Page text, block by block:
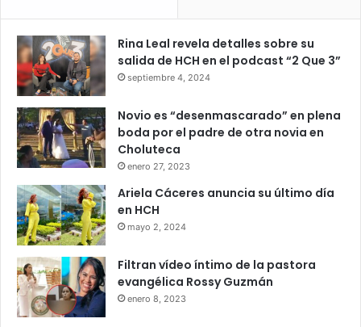
Rina Leal revela detalles sobre su
salida de HCH en el podcast “2 Que 3”
septiembre 4, 2024
Novio es “desenmascarado” en plena
boda por el padre de otra novia en
Choluteca
enero 27, 2023
Ariela Cáceres anuncia su último día
en HCH
mayo 2, 2024
Filtran vídeo íntimo de la pastora
evangélica Rossy Guzmán
enero 8, 2023